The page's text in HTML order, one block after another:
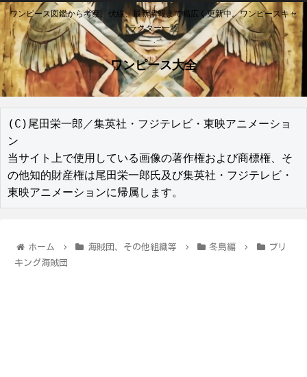
ワンピース図鑑から考察、伏線、最新情報まで幅広く更新中。ワンピースキャ
ラクター一覧
ワンピース大全
(C)尾田栄一郎／集英社・フジテレビ・東映アニメーショ
ン
当サイト上で使用している画像の著作権および商標権、そ
の他知的財産権は尾田栄一郎氏及び集英社・フジテレビ・
東映アニメーションに帰属します。
ホーム 海賊団、その他組織等 冬島編
ブリ
キング海賊団